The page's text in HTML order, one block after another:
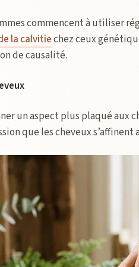
commencent à utiliser
la calvitiechez ceux
de causalité.
un aspect plus plaqué aux
que les cheveux